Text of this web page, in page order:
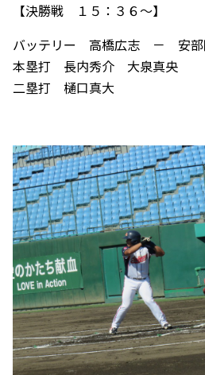
【決勝戦 １５：３６～】
バッテリー 高橋広志 － 安部
本塁打 長内秀介 大泉真央
二塁打 樋口真大